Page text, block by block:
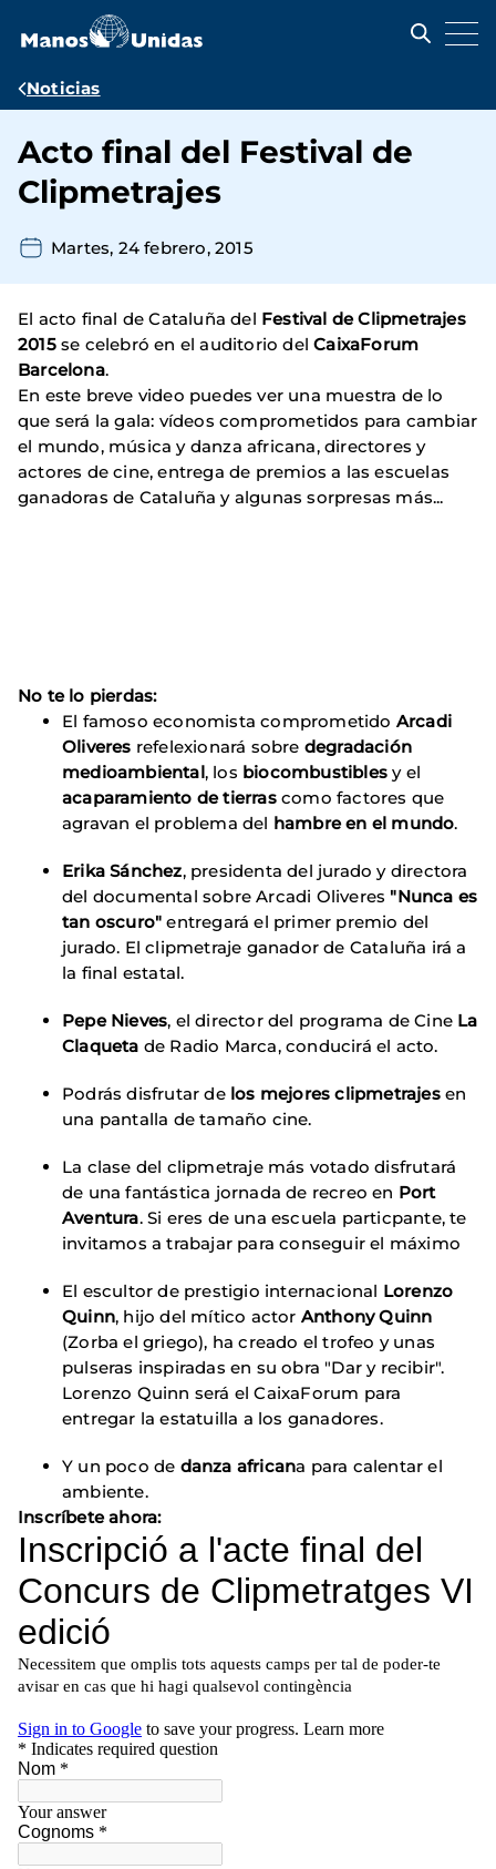
contenido
Ruta
navegación
Noticias
Acto final del Festival de
Clipmetrajes
Martes, 24 febrero, 2015
El acto final de Cataluña del Festival de Clipmetrajes
2015se celebró en el auditorio delCaixaForum
Barcelona.
En este breve video puedes ver una muestra de lo
que será la gala: vídeos comprometidos para cambiar
el mundo, música y danza africana, directores y
actores de cine, entrega de premios a las escuelas
ganadoras de Cataluña y algunas sorpresas más...
No te lo pierdas:
El famoso economista comprometido Arcadi
Oliveres refelexionará sobre degradación
medioambiental, los biocombustibles y el
acaparamiento de tierrascomo factores que
agravan el problema del hambre en el mundo.
Erika Sánchez, presidenta del jurado y directora
del documental sobre Arcadi Oliveres "Nunca es
tan oscuro" entregará el primer premio del
jurado. El clipmetraje ganador de Cataluña irá a
la final estatal.
Pepe Nieves, el director del programa de Cine La
Claqueta de Radio Marca, conducirá el acto.
Podrás disfrutar de los mejores clipmetrajesen
una pantalla de tamaño cine.
La clase del clipmetraje más votado disfrutará
de una fantástica jornada de recreo en Port
Aventura. Si eres de una escuela particpante, te
invitamos a trabajar para conseguir el máximo
El escultor de prestigio internacional Lorenzo
Quinn, hijo del mítico actor Anthony Quinn
(Zorba el griego), ha creado el trofeo y unas
pulseras inspiradas en su obra "Dar y recibir".
Lorenzo Quinn será el CaixaForum para
entregar la estatuilla a los ganadores.
Y un poco de danza africana para calentar el
ambiente.
Inscríbete ahora: